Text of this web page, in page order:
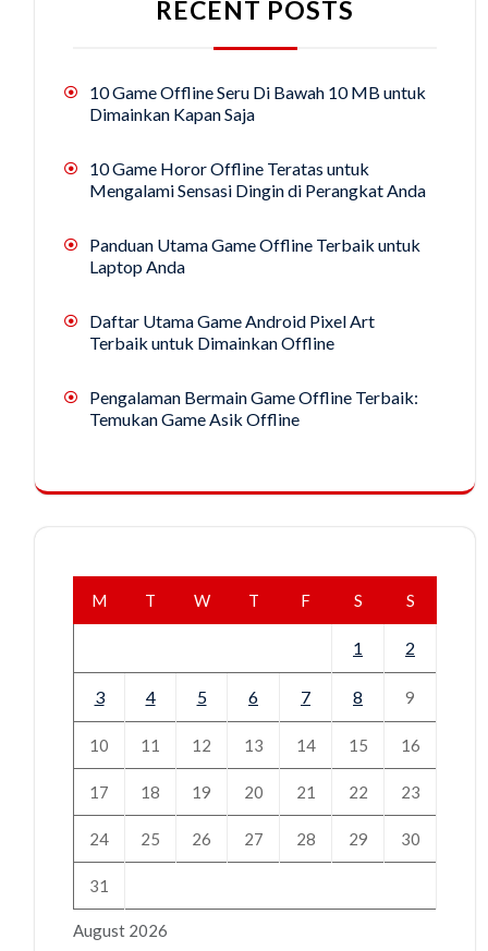
RECENT POSTS
10 Game Offline Seru Di Bawah 10 MB untuk
Dimainkan Kapan Saja
10 Game Horor Offline Teratas untuk
Mengalami Sensasi Dingin di Perangkat Anda
Panduan Utama Game Offline Terbaik untuk
Laptop Anda
Daftar Utama Game Android Pixel Art
Terbaik untuk Dimainkan Offline
Pengalaman Bermain Game Offline Terbaik:
Temukan Game Asik Offline
August 2026
M T W T F S S
1 2
3 4 5 6 7 8 9
10 11 12 13 14 15 16
17 18 19 20 21 22 23
24 25 26 27 28 29 30
31